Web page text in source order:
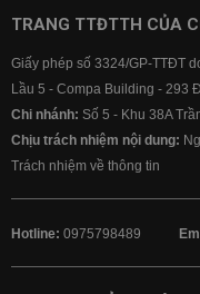
Lãi suất ngân
Lãi suất ngân
TRANG TTĐTTH CỦA
Giấy phép số 3324/GP-TTĐT
Lầu 5 - Compa Building - 293
Chi nhánh: Số 5 - Khu 38A
Chịu trách nhiệm nội dung:
Trách nhiệm về thông tin
Hotline: 0975798489